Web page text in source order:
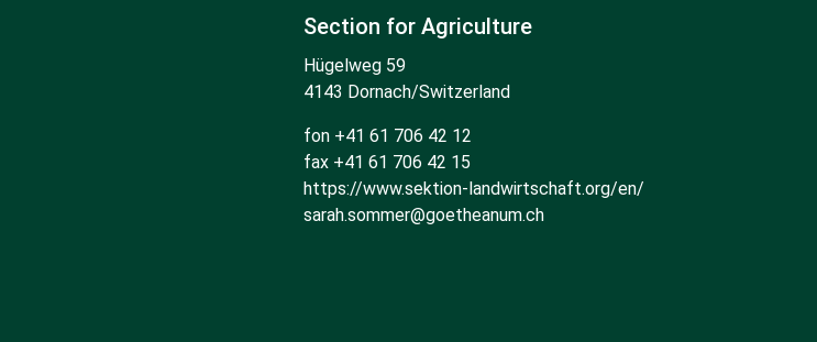
Section for Agriculture
Hügelweg 59
4143 Dornach/Switzerland
fon +41 61 706 42 12
fax +41 61 706 42 15
https://www.sektion-landwirtschaft.org/en/
sarah.sommer@goetheanum.ch